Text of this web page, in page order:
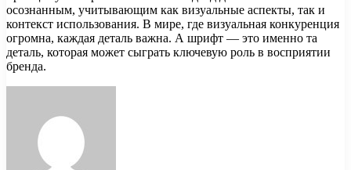
осознанным, учитывающим как визуальные аспекты, так и
контекст использования. В мире, где визуальная конкуренция
огромна, каждая деталь важна. А шрифт — это именно та
деталь, которая может сыграть ключевую роль в восприятии
бренда.